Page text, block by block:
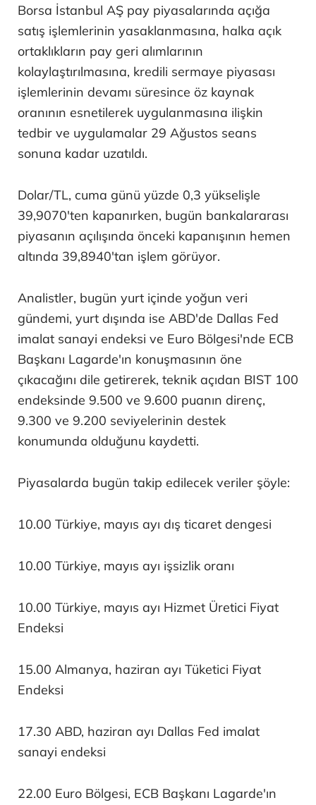
Borsa İstanbul AŞ pay piyasalarında açığa
satış işlemlerinin yasaklanmasına, halka açık
ortaklıkların pay geri alımlarının
kolaylaştırılmasına, kredili sermaye piyasası
işlemlerinin devamı süresince öz kaynak
oranının esnetilerek uygulanmasına ilişkin
tedbir ve uygulamalar 29 Ağustos seans
sonuna kadar uzatıldı.
Dolar/TL, cuma günü yüzde 0,3 yükselişle
39,9070'ten kapanırken, bugün bankalararası
piyasanın açılışında önceki kapanışının hemen
altında 39,8940'tan işlem görüyor.
Analistler, bugün yurt içinde yoğun veri
gündemi, yurt dışında ise ABD'de Dallas Fed
imalat sanayi endeksi ve Euro Bölgesi'nde ECB
Başkanı Lagarde'ın konuşmasının öne
çıkacağını dile getirerek, teknik açıdan BIST 100
endeksinde 9.500 ve 9.600 puanın direnç,
9.300 ve 9.200 seviyelerinin destek
konumunda olduğunu kaydetti.
Piyasalarda bugün takip edilecek veriler şöyle:
10.00 Türkiye, mayıs ayı dış ticaret dengesi
10.00 Türkiye, mayıs ayı işsizlik oranı
10.00 Türkiye, mayıs ayı Hizmet Üretici Fiyat
Endeksi
15.00 Almanya, haziran ayı Tüketici Fiyat
Endeksi
17.30 ABD, haziran ayı Dallas Fed imalat
sanayi endeksi
22.00 Euro Bölgesi, ECB Başkanı Lagarde'ın